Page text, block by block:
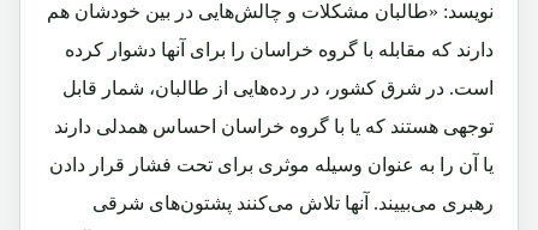
نویسد: «طالبان مشکلات و چالش‌هایی در بین خودشان هم
دارند که مقابله با گروه خراسان را برای آنها دشوار کرده
است. در شرق کشور، در رده‌هایی از طالبان، شمار قابل
توجهی هستند که یا با گروه خراسان احساس همدلی دارند
یا آن را به عنوان وسیله موثری برای تحت فشار قرار دادن
رهبری می‌بییند. آنها تلاش می‌کنند پشتون‌های شرقی